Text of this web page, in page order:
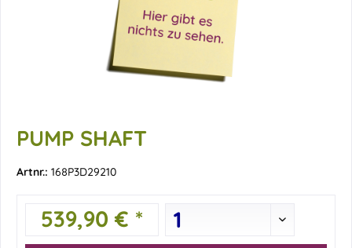
PUMP SHAFT
Artnr.: 168P3D29210
539,90 € *